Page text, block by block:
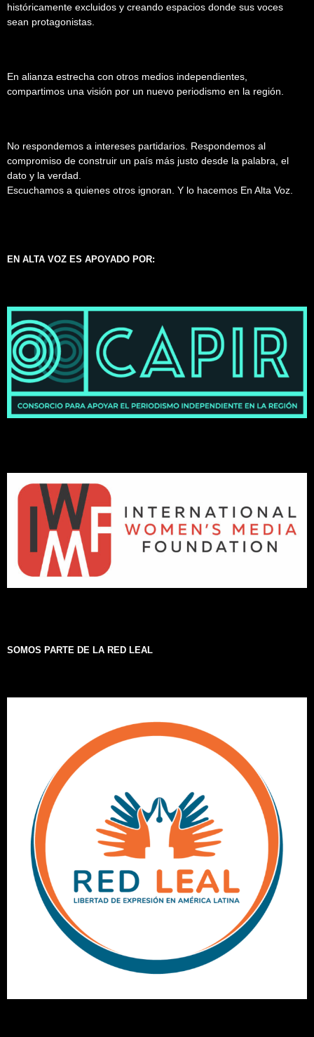
históricamente excluidos y creando espacios donde sus voces
sean protagonistas.
En alianza estrecha con otros medios independientes,
compartimos una visión por un nuevo periodismo en la región.
No respondemos a intereses partidarios. Respondemos al
compromiso de construir un país más justo desde la palabra, el
dato y la verdad.
Escuchamos a quienes otros ignoran. Y lo hacemos En Alta Voz.
EN ALTA VOZ ES APOYADO POR:
SOMOS PARTE DE LA RED LEAL